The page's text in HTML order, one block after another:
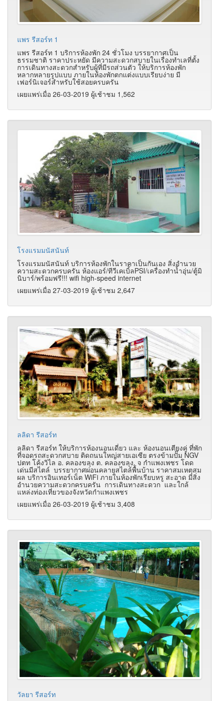
แพร รีสอร์ท 1
แพร รีสอร์ท 1 บริการห้องพัก 24 ชั่วโมง บรรยากาศเป็น
ธรรมชาติ ราคาประหยัด มีความสะดวกสบายในเรื่องทำเลที่ตั้ง
การเดินทางสะดวกสำหรับผู้ที่มีรถส่วนตัว ให้บริการห้องพัก
หลากหลายรูปแบบ ภายในห้องพักตกแต่งแบบเรียบง่าย มี
เฟอร์นิเจอร์สำหรับใช้สอยครบครัน
เผยแพร่เมื่อ 26-03-2019 ผู้เช้าชม 1,562
โรงแรมมนัสนันท์
โรงแรมมนัสนันท์ บริการห้องพักในราคาเป็นกันเอง สิ่งอำนวย
ความสะดวกครบครัน ห้องแอร์/ทีวีเคเบิ้ลPSI/เครื่องทำน้ำอุ่น/ตู้มิ
นิบาร์/พร้อมฟรี!!! wifi high-speed internet
เผยแพร่เมื่อ 27-03-2019 ผู้เช้าชม 2,647
ลลิดา รีสอร์ท
ลลิดา รีสอร์ท ให้บริการห้องนอนเดี่ยว และ ห้องนอนเตียงคู่ ที่พัก
ที่จอดรถสะดวกสบาย ติดถนนใหญ่สายเอเซีย ตรงข้ามปั๊ม NGV
ปตท โค้งวิไล อ. คลองขลุง ต. คลองขลุง. จ กำแพงเพชร โดด
เด่นมีสไตล์ บรรยากาศผ่อนคลายสไตล์พื้นบ้าน ราคาสมเหตุสม
ผล บริการอินเทอร์เน็ต WiFi ภายในห้องพักเรียบหรู สะอาด มีสิ่ง
อำนวยความสะดวกครบครัน การเดินทางสะดวก และใกล้
แหล่งท่องเที่ยวของจังหวัดกำแพงเพชร
เผยแพร่เมื่อ 26-03-2019 ผู้เช้าชม 3,408
วัลยา รีสอร์ท